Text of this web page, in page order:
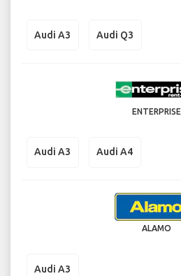
Audi A3 Audi Q3
ENTERPRISE
Audi A3 Audi A4
ALAMO
Audi A3